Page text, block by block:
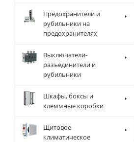
Предохранители и
рубильники на
предохранителях
Выключатели-
разъединители и
рубильники
Шкафы, боксы и
клеммные коробки
Щитовое
климатическое